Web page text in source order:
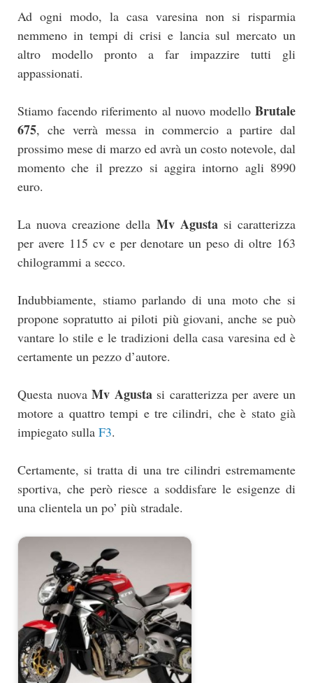
Ad ogni modo, la casa varesina non si risparmia
nemmeno in tempi di crisi e lancia sul mercato un
altro modello pronto a far impazzire tutti gli
appassionati.
Stiamo facendo riferimento al nuovo modello Brutale
675, che verrà messa in commercio a partire dal
prossimo mese di marzo ed avrà un costo notevole, dal
momento che il prezzo si aggira intorno agli 8990
euro.
La nuova creazione della Mv Agustasi caratterizza
per avere 115 cv e per denotare un peso di oltre 163
chilogrammi a secco.
Indubbiamente, stiamo parlando di una moto che si
propone sopratutto ai piloti più giovani, anche se può
vantare lo stile e le tradizioni della casa varesina ed è
certamente un pezzo d’autore.
Questa nuova Mv Agustasi caratterizza per avere un
motore a quattro tempi e tre cilindri, che è stato già
impiegato sulla F3.
Certamente, si tratta di una tre cilindri estremamente
sportiva, che però riesce a soddisfare le esigenze di
una clientela un po’ più stradale.